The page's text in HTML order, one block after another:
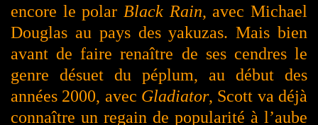
encore le polar Black Rain, avec Michael
Douglas au pays des yakuzas. Mais bien
avant de faire renaître de ses cendres le
genre désuet du péplum, au début des
années 2000, avec Gladiator, Scott va déjà
connaître un regain de popularité à l’aube